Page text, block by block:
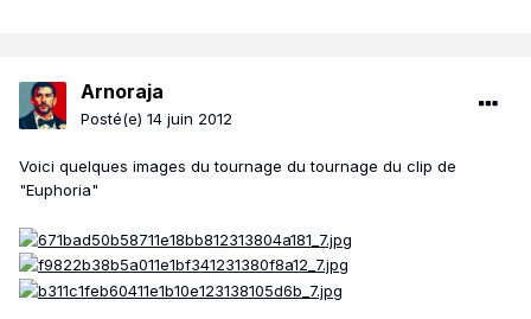
Arnoraja
Posté(e) 14 juin 2012
Voici quelques images du tournage du tournage du clip de
"Euphoria"